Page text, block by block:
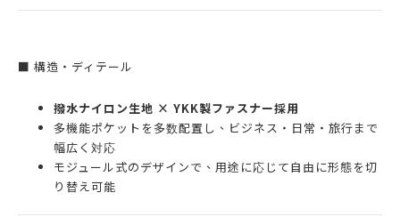
■ 構造・ディテール
撥水ナイロン生地 × YKK製ファスナー採用
多機能ポケットを多数配置し、ビジネス・日常・旅行まで
幅広く対応
モジュール式のデザインで、用途に応じて自由に形態を切
り替え可能